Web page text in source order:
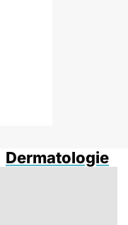
Dermatologie